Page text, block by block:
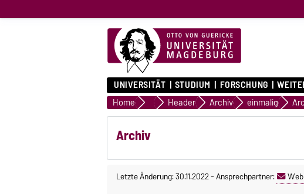
UNIVERSITÄT STUDIUM FORSCHUNG
Home Presse & Medien
Header Archiv einmalig
Archiv
Letzte Änderung: 30.11.2022-Ansprechpartner: